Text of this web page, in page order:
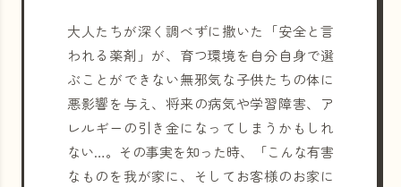
大人たちが深く調べずに撒いた「安全と言
われる薬剤」が、育つ環境を自分自身で選
ぶことができない無邪気な子供たちの体に
悪影響を与え、将来の病気や学習障害、ア
レルギーの引き金になってしまうかもしれ
ない…。その事実を知った時、「こんな有害
なものを我が家に、そしてお客様のお家に